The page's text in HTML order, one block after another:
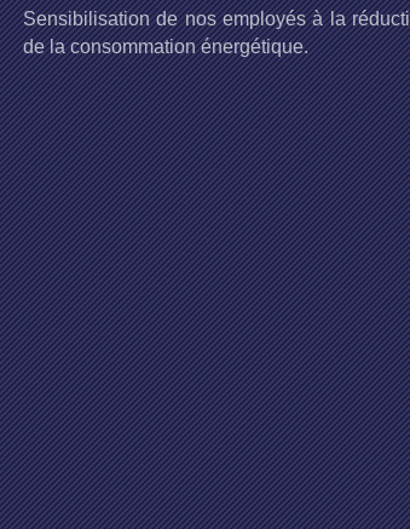
Sensibilisation de nos employés à la
de la consommation énergétique.